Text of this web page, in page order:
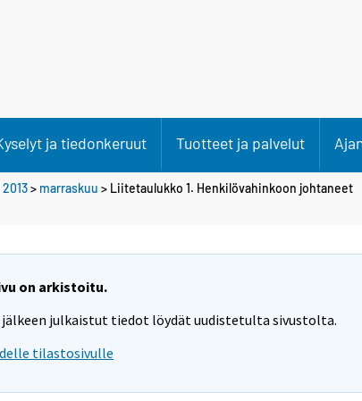
ja tiedonkeruut Tuotteet ja palvelut
2013> marraskuu > Liitetaulukko 1. Henkilövahinkoon johtaneet
on arkistoitu.
jälkeen julkaistut tiedot löydät uudistetulta sivustolta.
tilastosivulle